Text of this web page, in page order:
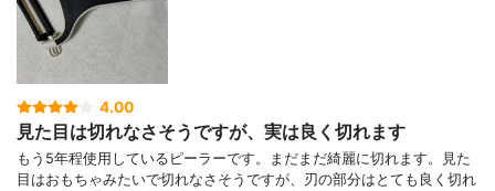
4.00
見た目は切れなさそうですが、実は良く切れます
もう5年程使用しているピーラーです。まだまだ綺麗に切れます。見た
目はおもちゃみたいで切れなさそうですが、刃の部分はとても良く切れ